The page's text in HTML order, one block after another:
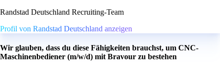
Randstad Deutschland Recruiting-Team
Profil von Randstad Deutschland anzeigen
Wir glauben, dass du diese Fähigkeiten brauchst, um CNC-
Maschinenbediener (m/w/d) mit Bravour zu bestehen